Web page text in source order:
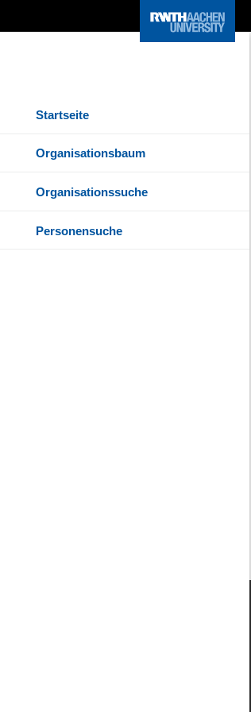
Startseite
Organisationsbaum
Organisationssuche
Personensuche